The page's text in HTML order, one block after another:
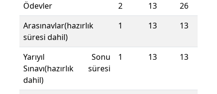
Ödevler 2 13
26
Arasınavlar(hazırlık
süresi dahil)
1 13 13
Yarıyıl Sonu
Sınavı(hazırlık süresi
dahil)
1 13 13